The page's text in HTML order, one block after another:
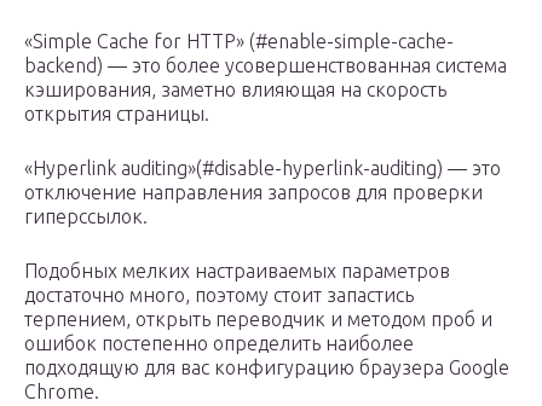
«Simple Cache for HTTP» (#enable-simple-cache-
backend) — это более усовершенствованная система
кэширования, заметно влияющая на скорость
открытия страницы.
«Hyperlink auditing»(#disable-hyperlink-auditing) — это
отключение направления запросов для проверки
гиперссылок.
Подобных мелких настраиваемых параметров
достаточно много, поэтому стоит запастись
терпением, открыть переводчик и методом проб и
ошибок постепенно определить наиболее
подходящую для вас конфигурацию браузера Google
Chrome.